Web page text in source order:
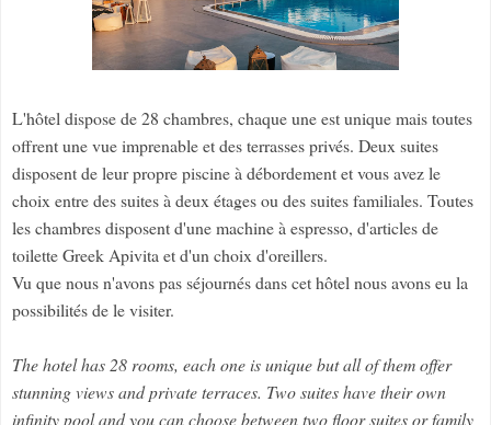
L'hôtel dispose de 28 chambres, chaque une est unique mais toutes
offrent une vue imprenable et des terrasses privés. Deux suites
disposent de leur propre piscine à débordement et vous avez le
choix entre des suites à deux étages ou des suites familiales. Toutes
les chambres disposent d'une machine à espresso, d'articles de
toilette Greek Apivita et d'un choix d'oreillers.
Vu que nous n'avons pas séjournés dans cet hôtel nous avons eu la
possibilités de le visiter.
The hotel has 28 rooms, each one is unique but all of them offer
stunning views and private terraces. Two suites have their own
infinity pool and you can choose between two floor suites or family